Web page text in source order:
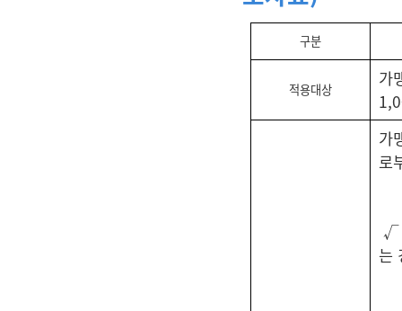
구분
적용대상
가
가
로
√
는